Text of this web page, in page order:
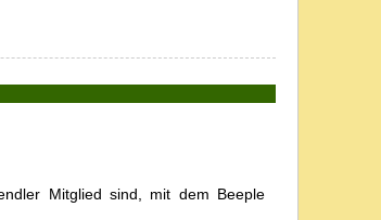
Mitglied sind, mit dem Beeple